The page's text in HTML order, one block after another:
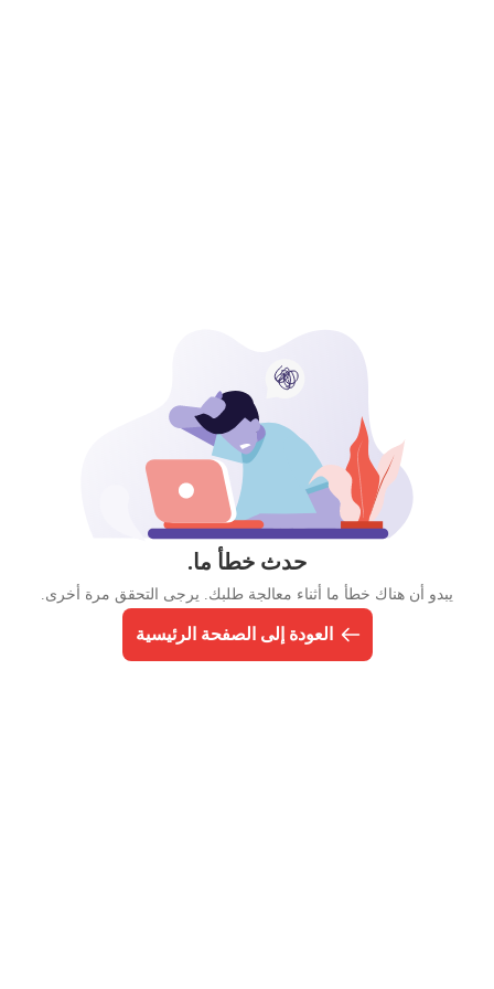
حدث خطأ ما.
يبدو أن هناك خطأ ما أثناء معالجة طلبك. يرجى التحقق مرة أخرى.
العودة إلى الصفحة الرئيسية